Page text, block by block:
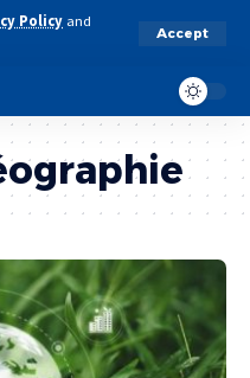
Policy and
Accept